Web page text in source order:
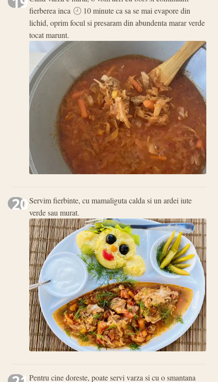
fierberea inca
10 minute ca sa se mai evapore din
lichid, oprim focul si presaram din abundenta marar verde
tocat marunt.
20Servim fierbinte, cu mamaliguta calda si un ardei iute
verde sau murat.
Pentru cine doreste, poate servi varza si cu o smantana